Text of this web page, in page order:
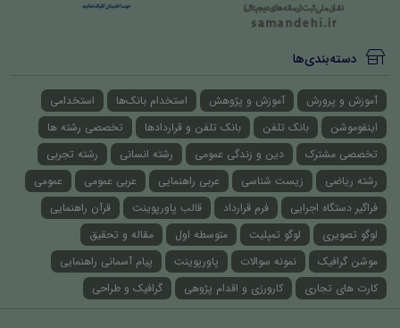
دسته‌بندی‌ها
آموزش و پرورش آموزش و پژوهش استخدام بانک‌ها
استخدامی
اینفوموشن
بانک تلفن بانک تلفن و قراردادها
تخصصی رشته ها
تخصصی مشترک
دین و زندگی عمومی رشته انسانی
رشته تجربی
رشته ریاضی
زیست شناسی عربی راهنمایی عربی عمومی
عمومی
فراگیر دستگاه اجرایی
فرم قرارداد قالب پاورپوینت
قرآن راهنمایی
لوگو تصویری
لوگو تمپلیت متوسطه اول
مقاله و تحقیق
موشن گرافیک
نمونه سوالات پاورپوینت
پیام آسمانی راهنمایی
کارت های تجاری
کارورزی و اقدام پژوهی گرافیک و طراحی